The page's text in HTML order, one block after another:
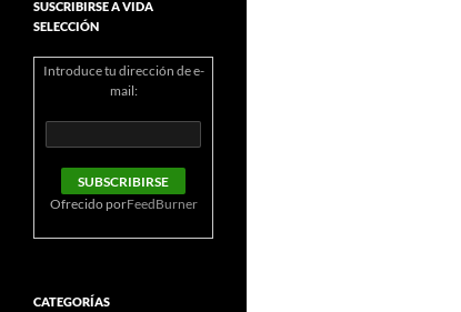
SUSCRIBIRSE A VIDA
SELECCIÓN
Introduce tu dirección de e-
mail:
Ofrecido porFeedBurner
CATEGORÍAS